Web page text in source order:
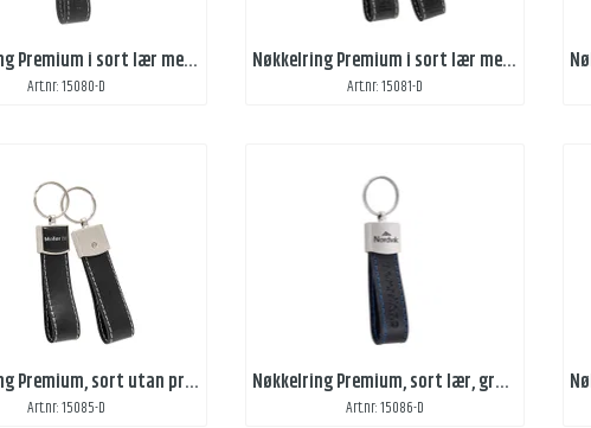
Nøkkelring Premium i sort lær med domedekal og preg 1 side
Art.nr: 15080-D
Nøkkelring Premium i sort lær med domedekal og preg 2 sider
Art.nr: 15081-D
Nøkkelring Premium, sort utan preg, med Domedekal
Art.nr: 15085-D
Nøkkelring Premium, sort lær, gravering, preget
Art.nr: 15086-D